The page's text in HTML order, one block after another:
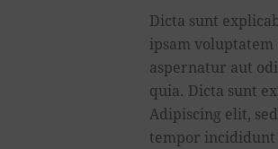
Dicta sunt
ipsam
aspernatur aut
quia. Dicta sunt
Adipiscing elit,
tempor